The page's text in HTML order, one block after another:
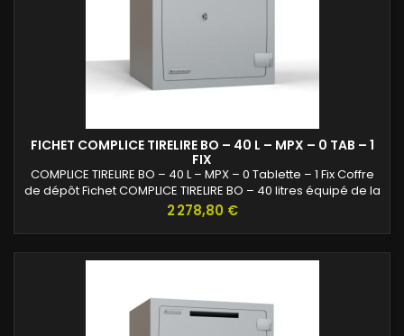
FICHET COMPLICE TIRELIRE BO – 40 L – MPX – 0 TAB – 1
FIX
COMPLICE TIRELIRE BO – 40 L – MPX – 0 Tablette – 1 Fix Coffre
de dépôt Fichet COMPLICE TIRELIRE BO – 40 litres équipé de la
serrure MPX.Conçu pour le dépôt sécurisé d’espèces en
gestion des flux d’argent.
Prix
2 278,80 €